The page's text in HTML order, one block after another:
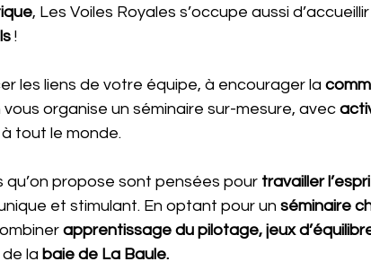
, Les Voiles Royales s’occupe aussi
!
les liens de votre équipe, à encourager la
vous organise un séminaire sur-mesure, avec
tout le monde.
qu’on propose sont pensées pour travailler
et stimulant. En optant pour un séminaire
apprentissage du pilotage, jeux
la baie de La Baule.